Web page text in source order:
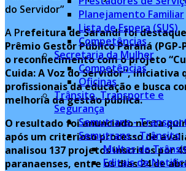
Planejamento Familiar
Lista de Espera (SUS)
Competências
Secretaria da Mulher
Competências
Oficinas
Trânsito, Transporte e
Segurança
Semutrans -
Semutrans - Trânsito
Multas de
Editais de
A Prefeitura de Sarandi foi destaque
Prêmio Gestor Público Paraná
o reconhecimento com o projeto
Cuida: A Voz do Servidor”, iniciativa
profissionais da educação e busca
melhoria da gestão pública.
O resultado foi anunciado nesta
após um criterioso processo de
analisou 137 projetos inscritos por
paranaenses, entre os dias 24 de